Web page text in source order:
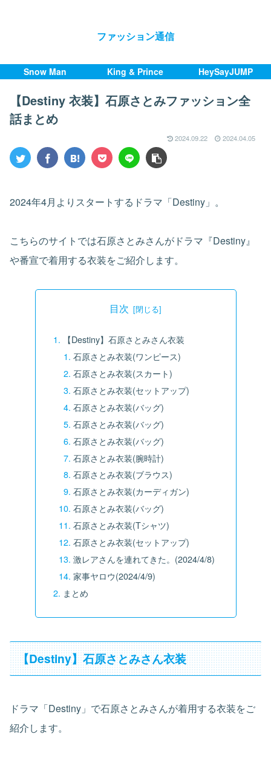
ファッション通信
Snow Man King & Prince HeySayJUMP
【Destiny 衣装】石原さとみファッション全
話まとめ
2024.09.22 2024.04.05
2024年4月よりスタートするドラマ「Destiny」。
こちらのサイトでは石原さとみさんがドラマ『Destiny』
や番宣で着用する衣装をご紹介します。
目次
【Destiny】石原さとみさん衣装
石原さとみ衣装(ワンピース)
石原さとみ衣装(スカート)
石原さとみ衣装(セットアップ)
石原さとみ衣装(バッグ)
石原さとみ衣装(バッグ)
石原さとみ衣装(バッグ)
石原さとみ衣装(腕時計)
石原さとみ衣装(ブラウス)
石原さとみ衣装(カーディガン)
石原さとみ衣装(バッグ)
石原さとみ衣装(Tシャツ)
石原さとみ衣装(セットアップ)
激レアさんを連れてきた。(2024/4/8)
家事ヤロウ(2024/4/9)
まとめ
【Destiny】石原さとみさん衣装
ドラマ「Destiny」で石原さとみさんが着用する衣装をご
紹介します。